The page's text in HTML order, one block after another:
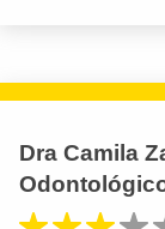
Dra Camila